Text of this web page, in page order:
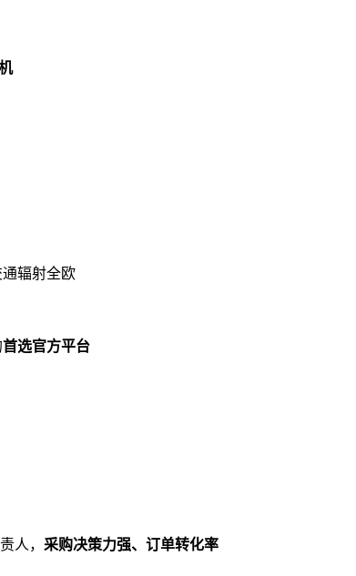
辐射全欧
首选官方平台
人， 采购决策力强、订单转化率